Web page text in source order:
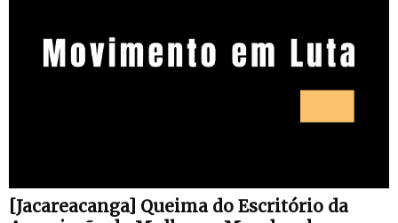
[Jacareacanga] Queima do Escritório da